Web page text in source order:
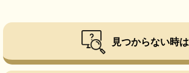
見つからない時は